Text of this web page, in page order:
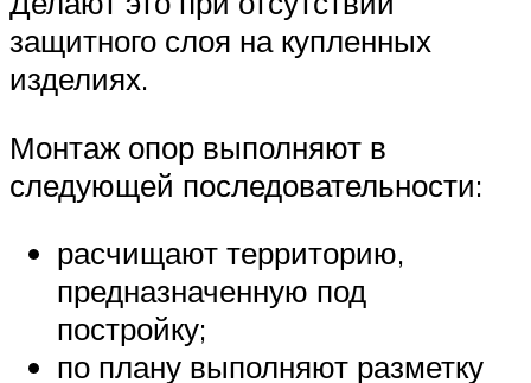
защитного слоя на купленных
изделиях.
Монтаж опор выполняют в
следующей последовательности:
расчищают территорию,
предназначенную под
постройку;
по плану выполняют разметку